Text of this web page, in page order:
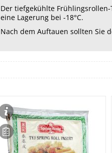
Der tiefgekühlte
eine Lagerung bei -18°C.
Nach dem Auftauen sollten Sie